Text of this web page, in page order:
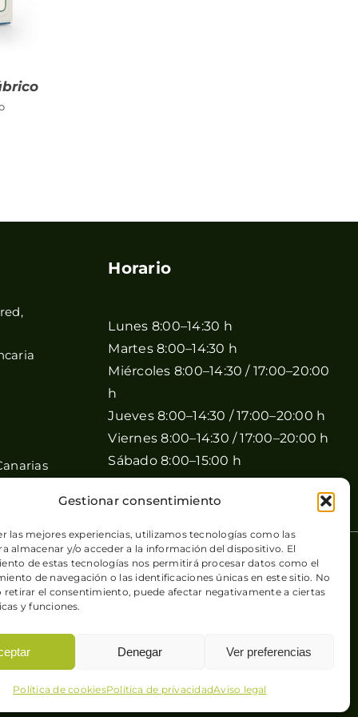
Gestionar consentimiento
las mejores experiencias, utilizamos tecnologías como las
almacenar y/o acceder a la información del dispositivo. El
de estas tecnologías nos permitirá procesar datos como el
de navegación o las identificaciones únicas en este sitio. No
retirar el consentimiento, puede afectar negativamente a ciertas
y funciones.
Denegar Ver preferencias
Política de cookiesPolítica de privacidadAviso legal
Horario
Lunes 8:00–14:30 h
Martes 8:00–14:30 h
Miércoles 8:00–14:30 / 17:00–20:00
h
Jueves 8:00–14:30 / 17:00–20:00 h
Viernes 8:00–14:30 / 17:00–20:00 h
Sábado 8:00–15:00 h
Domingo Cerrado
cookies| Sitio web desarrollado por+QueGusto S.C.